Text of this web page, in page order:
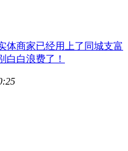
体商家已经用上了同城支富
白白浪费了！